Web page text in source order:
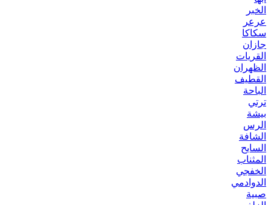
الخبر
عرعر
سكاكا
جازان
القريات
الظهران
القطيف
الباحة
ترتي
بيشة
الرس
الشافة
السايح
المثناب
الخفجي
الدوادمي
صبية